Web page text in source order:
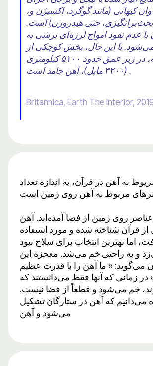
کیهانی (مانند گوگرد، اکسیژن و،
حتی هیدروژن) است.
با عدم نفوذ امواج لرزه‌ای برشی به
با این حال، بخش کوچکی از
مرکز هسته، در زیر عمق حدود ۵۱۰۰ کیلومتری
(۳۲۰۰ مایل)، آهن جامد است .
Britannica, Earth The Interior, 2019
به آهن در قرآن، به اندازه تعداد
روی زمین از فضا آمده‌اند. آهن
قرآن شناخته شده و مورد استفاده
اما بهترین انتخاب برای سلاح نبود
و به راحتی خم می‌شد. معجزه این
می‌گوید: « ما آهن را با قدرت عظیم
در زمانی که آنها فقط می‌دانستند که
خم می‌شود و قطعاً از فضا نیست.
می‌دانیم که آهن در ستارگان تشکیل